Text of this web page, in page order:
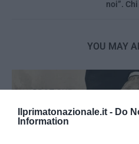
Ilprimatonazionale.it - Do
Information
noi”.
YOU MAY